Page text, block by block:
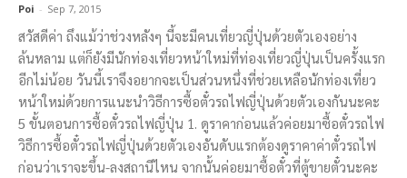
Poi - Sep 7, 2015
สวัสดีค่า ถึงแม้ว่าช่วงหลังๆ นี้จะมีคนเที่ยวญี่ปุ่นด้วยตัวเองอย่าง
ล้นหลาม แต่ก็ยังมีนักท่องเที่ยวหน้าใหม่ที่ท่องเที่ยวญี่ปุ่นเป็นครั้งแรก
อีกไม่น้อย วันนี้เราจึงอยากจะเป็นส่วนหนึ่งที่ช่วยเหลือนักท่องเที่ยว
หน้าใหม่ด้วยการแนะนำวิธีการซื้อตั๋วรถไฟญี่ปุ่นด้วยตัวเองกันนะคะ
5 ขั้นตอนการซื้อตั๋วรถไฟญี่ปุ่น 1. ดูราคาก่อนแล้วค่อยมาซื้อตั๋วรถไฟ
วิธีการซื้อตั๋วรถไฟญี่ปุ่นด้วยตัวเองอันดับแรกต้องดูราคาค่าตั๋วรถไฟ
ก่อนว่าเราจะขึ้น-ลงสถานีไหน จากนั้นค่อยมาซื้อตั๋วที่ตู้ขายตั๋วนะคะ